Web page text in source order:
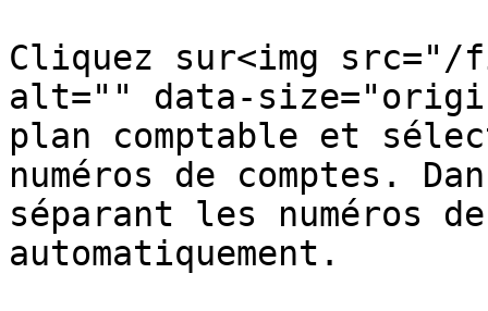
Cliquez sur<img src="/
alt="" data-
plan comptable et
numéros de comptes.
séparant les numéros
automatiquement.